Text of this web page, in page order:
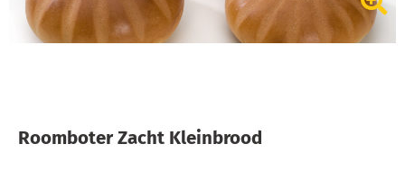
Roomboter Zacht Kleinbrood